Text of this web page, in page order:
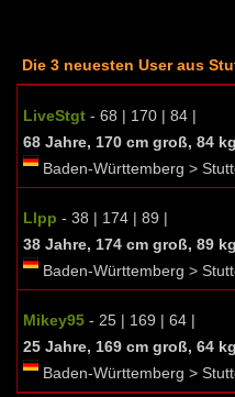
Die 3 neuesten User aus
LiveStgt - 68 | 170 | 84 |
68 Jahre, 170 cm groß, 84 kg
Baden-Württemberg >
Llpp - 38 | 174 | 89 |
38 Jahre, 174 cm groß, 89 kg
Baden-Württemberg >
Mikey95 - 25 | 169 | 64 |
25 Jahre, 169 cm groß, 64 kg
Baden-Württemberg >